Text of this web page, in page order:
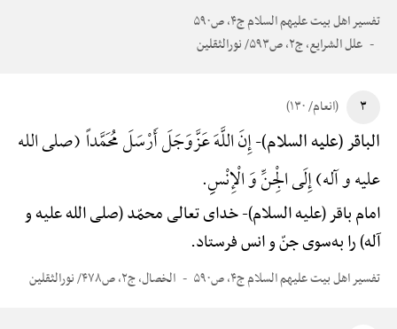
تفسیر اهل بیت علیهم السلام ج۴، ص۵۹۰
علل الشرایع، ج۲، ص۵۹۳/ نورالثقلین
۳ (انعام/ ۱۳۰)
الباقر (علیه السلام)-إِنَ اللَّهَ عَزَّوَجَلَ أَرْسَلَ مُحَمَّداً (صلی الله
علیه و آله) إِلَی الْجِنِّ وَ الْإِنْسِِ.
امام باقر (علیه السلام)-خدای تعالی محمّد (صلی الله علیه و
آله) را به‌سوی جنّ و انس فرستاد.
تفسیر اهل بیت علیهم السلام ج۴، ص۵۹۰ الخصال، ج۲، ص۴۷۸/ نورالثقلین